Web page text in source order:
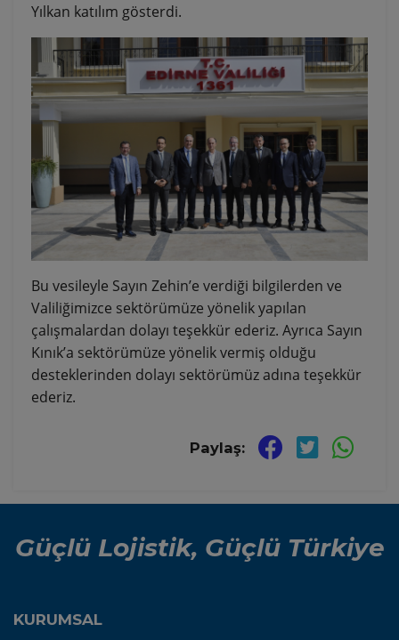
Yılkan katılım gösterdi.
Bu vesileyle Sayın Zehin’e verdiği bilgilerden ve
Valiliğimizce sektörümüze yönelik yapılan
çalışmalardan dolayı teşekkür ederiz. Ayrıca Sayın
Kınık’a sektörümüze yönelik vermiş olduğu
desteklerinden dolayı sektörümüz adına teşekkür
ederiz.
Paylaş:
Güçlü Lojistik, Güçlü Türkiye
KURUMSAL